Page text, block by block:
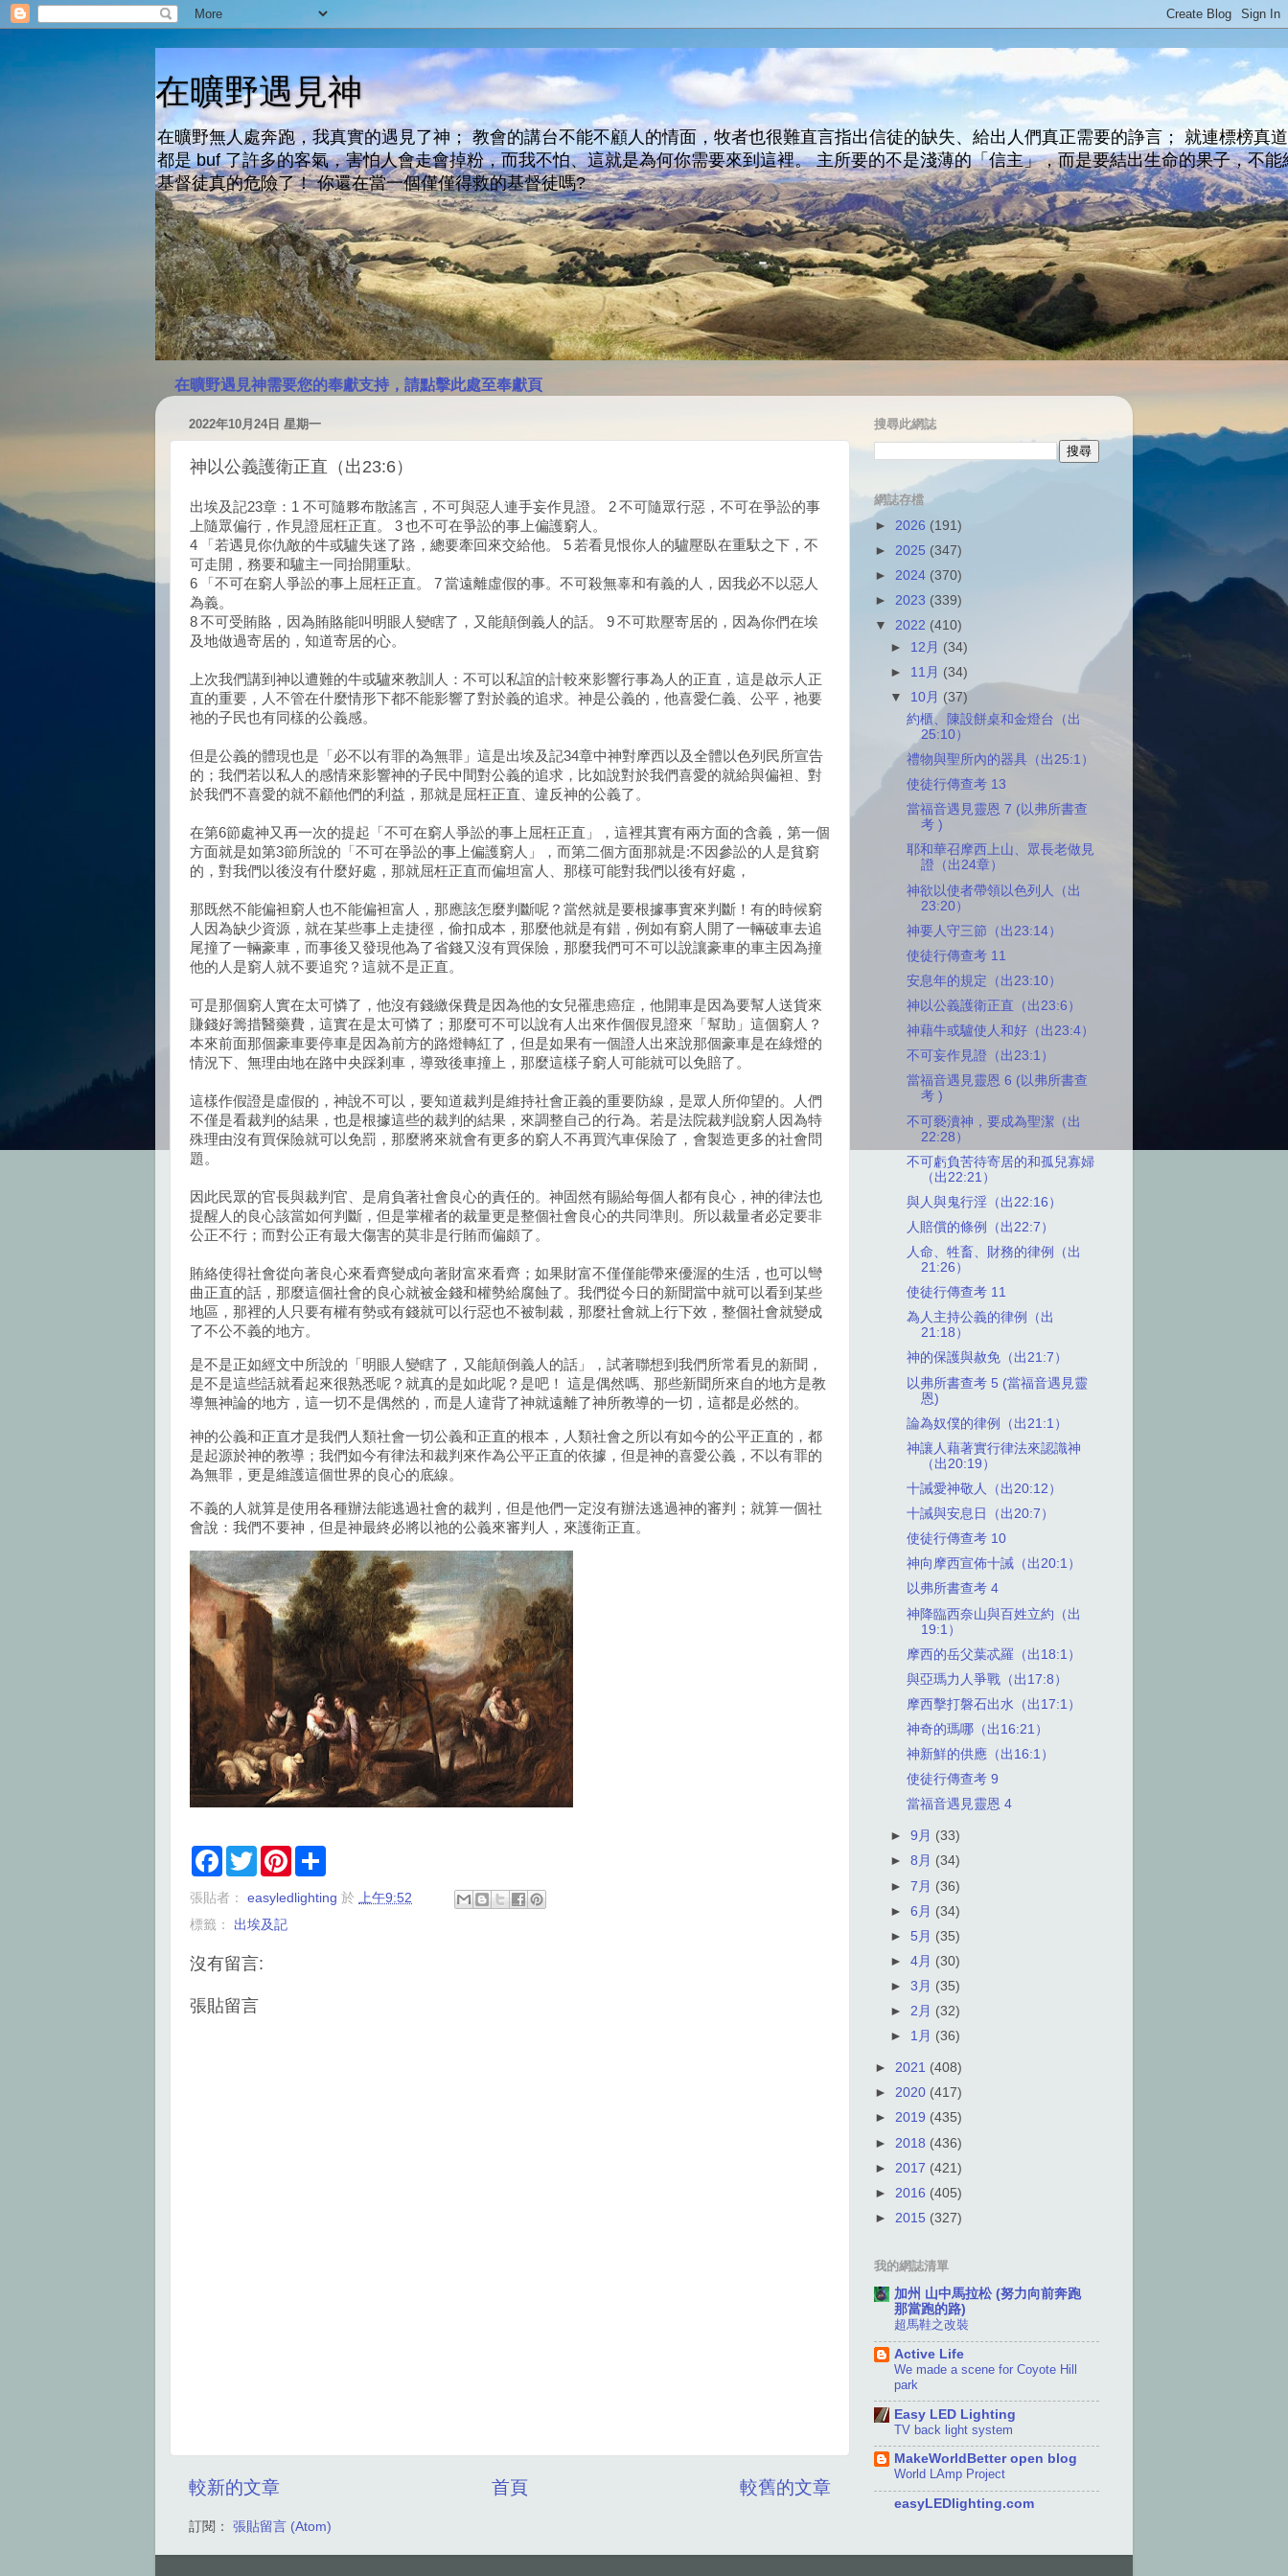
在曠野遇見神
在曠野無人處奔跑，我真實的遇見了神； 教會的講台不能不顧人的情面，牧者也很難直言指出信徒的缺失、給出人們真正需要的諍言； 就連標榜真
都是 buf 了許多的客氣，害怕人會走會掉粉，而我不怕、這就是為何你需要來到這裡。 主所要的不是淺薄的「信主」，而是要結出生命的果子，不能
基督徒真的危險了！ 你還在當一個僅僅得救的基督徒嗎?
在曠野遇見神需要您的奉獻支持，請點擊此處至奉獻頁
2022年10月24日 星期一
神以公義護衛正直（出23:6）
出埃及記23章：1 不可隨夥布散謠言，不可與惡人連手妄作見證。 2 不可隨眾行惡，不可在爭訟的事
上隨眾偏行，作見證屈枉正直。 3 也不可在爭訟的事上偏護窮人。
4 「若遇見你仇敵的牛或驢失迷了路，總要牽回來交給他。 5 若看見恨你人的驢壓臥在重馱之下，不
可走開，務要和驢主一同抬開重馱。
6 「不可在窮人爭訟的事上屈枉正直。 7 當遠離虛假的事。不可殺無辜和有義的人，因我必不以惡人
為義。
8 不可受賄賂，因為賄賂能叫明眼人變瞎了，又能顛倒義人的話。 9 不可欺壓寄居的，因為你們在埃
及地做過寄居的，知道寄居的心。
上次我們講到神以遭難的牛或驢來教訓人：不可以私誼的計較來影響行事為人的正直，這是啟示人正
直的重要，人不管在什麼情形下都不能影響了對於義的追求。神是公義的，他喜愛仁義、公平，祂要
祂的子民也有同樣的公義感。
但是公義的體現也是「必不以有罪的為無罪」這是出埃及記34章中神對摩西以及全體以色列民所宣告
的；我們若以私人的感情來影響神的子民中間對公義的追求，比如說對於我們喜愛的就給與偏袒、對
於我們不喜愛的就不顧他們的利益，那就是屈枉正直、違反神的公義了。
在第6節處神又再一次的提起「不可在窮人爭訟的事上屈枉正直」，這裡其實有兩方面的含義，第一個
方面就是如第3節所說的「不可在爭訟的事上偏護窮人」，而第二個方面那就是:不因參訟的人是貧窮
的，對我們以後沒有什麼好處，那就屈枉正直而偏坦富人、那樣可能對我們以後有好處，
那既然不能偏袒窮人也不能偏袒富人，那應該怎麼判斷呢？當然就是要根據事實來判斷！有的時候窮
人因為缺少資源，就在某些事上走捷徑，偷扣成本，那麼他就是有錯，例如有窮人開了一輛破車去追
尾撞了一輛豪車，而事後又發現他為了省錢又沒有買保險，那麼我們可不可以說讓豪車的車主因為撞
他的人是窮人就不要追究？這就不是正直。
可是那個窮人實在太可憐了，他沒有錢繳保費是因為他的女兒罹患癌症，他開車是因為要幫人送貨來
賺錢好籌措醫藥費，這實在是太可憐了；那麼可不可以說有人出來作個假見證來「幫助」這個窮人？
本來前面那個豪車要停車是因為前方的路燈轉紅了，但是如果有一個證人出來說那個豪車是在綠燈的
情況下、無理由地在路中央踩剎車，導致後車撞上，那麼這樣子窮人可能就可以免賠了。
這樣作假證是虛假的，神說不可以，要知道裁判是維持社會正義的重要防線，是眾人所仰望的。人們
不僅是看裁判的結果，也是根據這些的裁判的結果，來調整自己的行為。若是法院裁判說窮人因為特
殊理由沒有買保險就可以免罰，那麼將來就會有更多的窮人不再買汽車保險了，會製造更多的社會問
題。
因此民眾的官長與裁判官、是肩負著社會良心的責任的。神固然有賜給每個人都有良心，神的律法也
提醒人的良心該當如何判斷，但是掌權者的裁量更是整個社會良心的共同準則。所以裁量者必定要非
公正不行；而對公正有最大傷害的莫非是行賄而偏頗了。
賄絡使得社會從向著良心來看齊變成向著財富來看齊；如果財富不僅僅能帶來優渥的生活，也可以彎
曲正直的話，那麼這個社會的良心就被金錢和權勢給腐蝕了。我們從今日的新聞當中就可以看到某些
地區，那裡的人只要有權有勢或有錢就可以行惡也不被制裁，那麼社會就上行下效，整個社會就變成
了不公不義的地方。
是不是正如經文中所說的「明眼人變瞎了，又能顛倒義人的話」，試著聯想到我們所常看見的新聞，
是不是這些話就看起來很熟悉呢？就真的是如此呢？是吧！ 這是偶然嗎、那些新聞所來自的地方是教
導無神論的地方，這一切不是偶然的，而是人違背了神就遠離了神所教導的一切，這都是必然的。
神的公義和正直才是我們人類社會一切公義和正直的根本，人類社會之所以有如今的公平正直的，都
是起源於神的教導；我們如今有律法和裁判來作為公平正直的依據，但是神的喜愛公義，不以有罪的
為無罪，更是維護這個世界的良心的底線。
不義的人就算是使用各種辦法能逃過社會的裁判，但是他們一定沒有辦法逃過神的審判；就算一個社
會說：我們不要神，但是神最終必將以祂的公義來審判人，來護衛正直。
F
e
o
k
T
w
t
e
P
t
r
張貼者： easyledlighting 於
上午9:52
標籤： 出埃及記
沒有留言:
張貼留言
較新的文章 較舊的文章
首頁
訂閱： 張貼留言 (Atom)
搜尋此網誌
網誌存檔
► 2026 (191)
► 2025 (347)
► 2024 (370)
► 2023 (339)
▼ 2022 (410)
► 12月 (34)
► 11月 (34)
▼ 10月 (37)
約櫃、陳設餅桌和金燈台（出
25:10）
禮物與聖所內的器具（出25:1）
使徒行傳查考 13
當福音遇見靈恩 7 (以弗所書查
考 )
耶和華召摩西上山、眾長老做見
證（出24章）
神欲以使者帶領以色列人（出
23:20）
神要人守三節（出23:14）
使徒行傳查考 11
安息年的規定（出23:10）
神以公義護衛正直（出23:6）
神藉牛或驢使人和好（出23:4）
不可妄作見證（出23:1）
當福音遇見靈恩 6 (以弗所書查
考 )
不可褻瀆神，要成為聖潔（出
22:28）
不可虧負苦待寄居的和孤兒寡婦
（出22:21）
與人與鬼行淫（出22:16）
人賠償的條例（出22:7）
人命、牲畜、財務的律例（出
21:26）
使徒行傳查考 11
為人主持公義的律例（出
21:18）
神的保護與赦免（出21:7）
以弗所書查考 5 (當福音遇見靈
恩)
論為奴僕的律例（出21:1）
神讓人藉著實行律法來認識神
（出20:19）
十誡愛神敬人（出20:12）
十誡與安息日（出20:7）
使徒行傳查考 10
神向摩西宣佈十誡（出20:1）
以弗所書查考 4
神降臨西奈山與百姓立約（出
19:1）
摩西的岳父葉忒羅（出18:1）
與亞瑪力人爭戰（出17:8）
摩西擊打磐石出水（出17:1）
神奇的瑪哪（出16:21）
神新鮮的供應（出16:1）
使徒行傳查考 9
當福音遇見靈恩 4
►9月 (33)
►8月 (34)
►7月 (36)
►6月 (34)
► 5月 (35)
►4月 (30)
►3月 (35)
►2月 (32)
► 1月 (36)
► 2021 (408)
► 2020 (417)
► 2019 (435)
► 2018 (436)
► 2017 (421)
► 2016 (405)
► 2015 (327)
我的網誌清單
加州 山中馬拉松 (努力向前奔跑
那當跑的路)
超馬鞋之改裝
Active Life
We made a scene for Coyote Hill
park
Easy LED Lighting
TV back light system
MakeWorldBetter open blog
World LAmp Project
easyLEDlighting.com